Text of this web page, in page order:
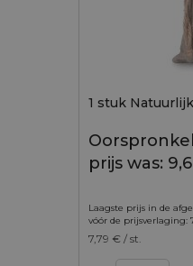
1 stuk
prijs was:
Laagste prijs in de
vóór de prijsverlaging:
7,79 € / st.